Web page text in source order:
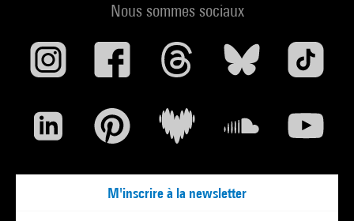
Nous sommes sociaux
M'inscrire à la newsletter